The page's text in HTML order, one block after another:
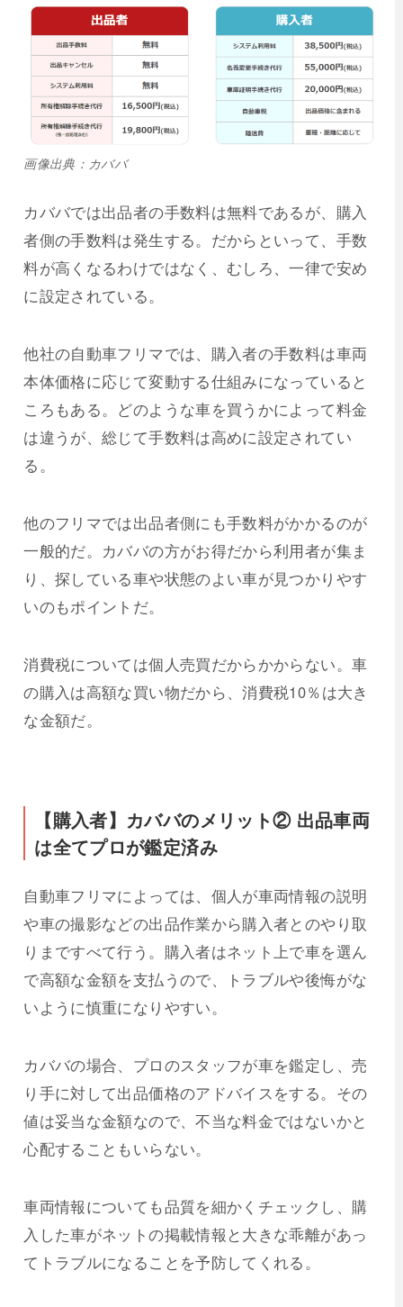
画像出典：カババ
カババでは出品者の手数料は無料であるが、購入
者側の手数料は発生する。だからといって、手数
料が高くなるわけではなく、むしろ、一律で安め
に設定されている。
他社の自動車フリマでは、購入者の手数料は車両
本体価格に応じて変動する仕組みになっていると
ころもある。どのような車を買うかによって料金
は違うが、総じて手数料は高めに設定されてい
る。
他のフリマでは出品者側にも手数料がかかるのが
一般的だ。カババの方がお得だから利用者が集ま
り、探している車や状態のよい車が見つかりやす
いのもポイントだ。
消費税については個人売買だからかからない。車
の購入は高額な買い物だから、消費税10％は大き
な金額だ。
【購入者】カババのメリット② 出品車両
は全てプロが鑑定済み
自動車フリマによっては、個人が車両情報の説明
や車の撮影などの出品作業から購入者とのやり取
りまですべて行う。購入者はネット上で車を選ん
で高額な金額を支払うので、トラブルや後悔がな
いように慎重になりやすい。
カババの場合、プロのスタッフが車を鑑定し、売
り手に対して出品価格のアドバイスをする。その
値は妥当な金額なので、不当な料金ではないかと
心配することもいらない。
車両情報についても品質を細かくチェックし、購
入した車がネットの掲載情報と大きな乖離があっ
てトラブルになることを予防してくれる。